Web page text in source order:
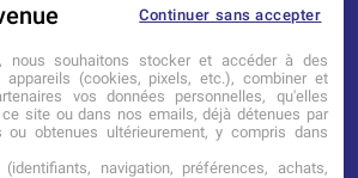
légales Tarifs CGI
d’Enseignement
Supérieur Technique Privé
Continuer sans accepter
, nous souhaitons stocker et accéder à des
appareils (cookies, pixels, etc.), combiner et
vos données personnelles, qu'elles
site ou dans nos emails, déjà détenues par
ou obtenues ultérieurement, y compris dans
navigation, préférences, achats,